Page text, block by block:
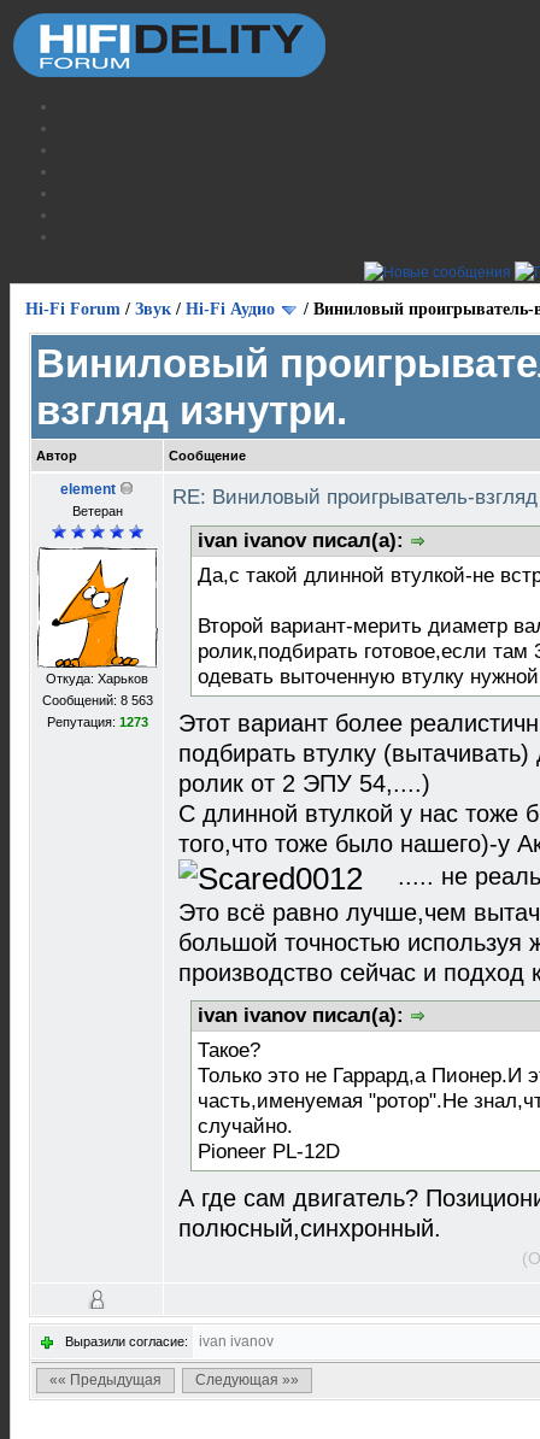
Hi-Fi Forum / Звук / Hi-Fi Аудио / Виниловый проигрыватель-
Виниловый
взгляд изнутри.
Автор Сообщение
element
Ветеран
Откуда: Харьков
Сообщений: 8 563
Репутация: 1273
RE: Виниловый проигрыватель-
ivan ivanov писал(а):
Да,с такой длинной втулкой-не
Второй вариант-мерить диаметр
ролик,подбирать готовое,если
одевать выточенную втулку
Этот вариант более
подбирать втулку
ролик от 2 ЭПУ 54,....)
С длинной втулкой у нас тоже
того,что тоже было нашего)-у
..... не
Это всё равно лучше,чем
большой точностью используя
производство сейчас и подход
ivan ivanov писал(а):
Такое?
Только это не Гаррард,а Пионер.И
часть,именуемая "ротор".Не
случайно.
Pioneer PL-12D
А где сам двигатель?
полюсный,синхронный.
Выразили согласие: ivan ivanov
«« Предыдущая Следующая »»